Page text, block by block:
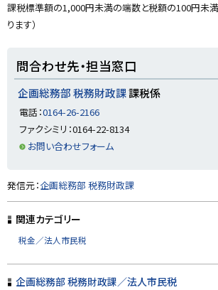
課税標準額の1,000円未満の端数と税額の100円未
ります）
問合わせ先・担当窓口
企画総務部 税務財政課課税係
電話：0164-26-2166
ファクシミリ：0164-22-8134
お問い合わせフォーム
ト
ッ
プ
る
発信元：企画総務部 税務財政課
関連カテゴリー
税金／法人市民税
企画総務部 税務財政課／法人市民税